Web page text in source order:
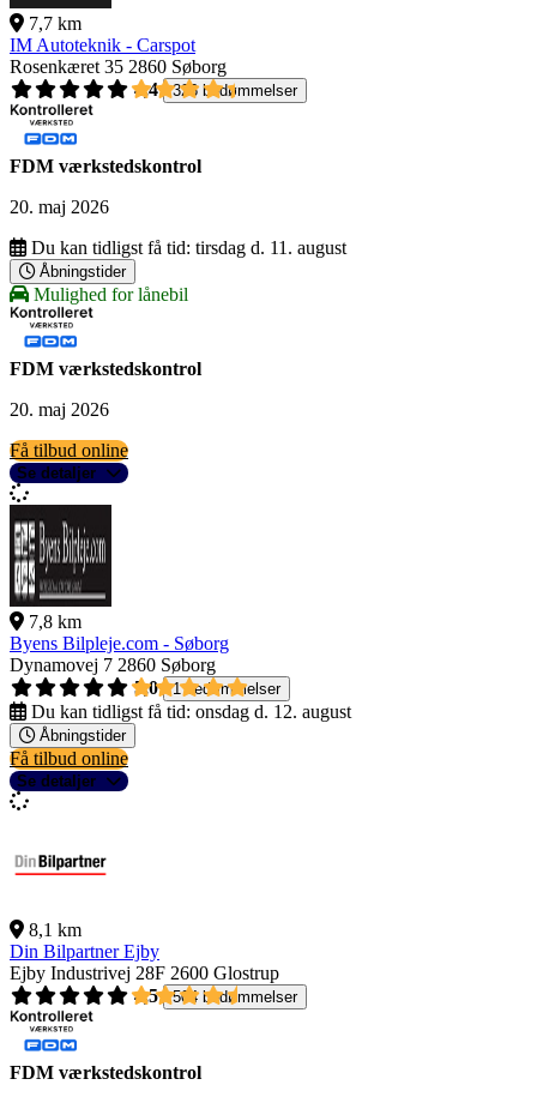
7,7 km
IM Autoteknik - Carspot
Rosenkæret 35 2860 Søborg
4,4
326 bedømmelser
FDM værkstedskontrol
20. maj 2026
Du kan tidligst få tid: tirsdag d. 11. august
Åbningstider
Mulighed for lånebil
FDM værkstedskontrol
20. maj 2026
Få tilbud online
Se detaljer
7,8 km
Byens Bilpleje.com - Søborg
Dynamovej 7 2860 Søborg
5,0
1 bedømmelser
Du kan tidligst få tid: onsdag d. 12. august
Åbningstider
Få tilbud online
Se detaljer
8,1 km
Din Bilpartner Ejby
Ejby Industrivej 28F 2600 Glostrup
4,5
504 bedømmelser
FDM værkstedskontrol